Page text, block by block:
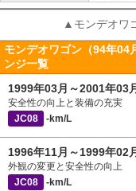
▲モンデオワ
モンデオワゴン（94年04
ンジ一覧
1999年03月～2001年03
安全性の向上と装備の充実
JC08
-km/L
1996年11月～1999年02
外観の変更と安全性の向上
JC08
-km/L